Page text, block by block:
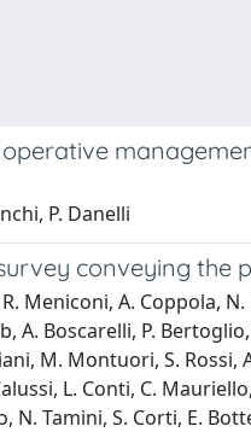
P. Danelli
conveying the
Meniconi, A. Coppola,
Boscarelli, P.
M. Montuori, S.
L. Conti, C.
Tamini, S. Corti, E.